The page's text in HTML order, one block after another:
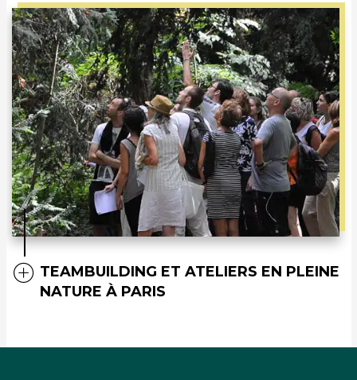
TEAMBUILDING ET ATELIERS EN PLEINE
NATURE À PARIS